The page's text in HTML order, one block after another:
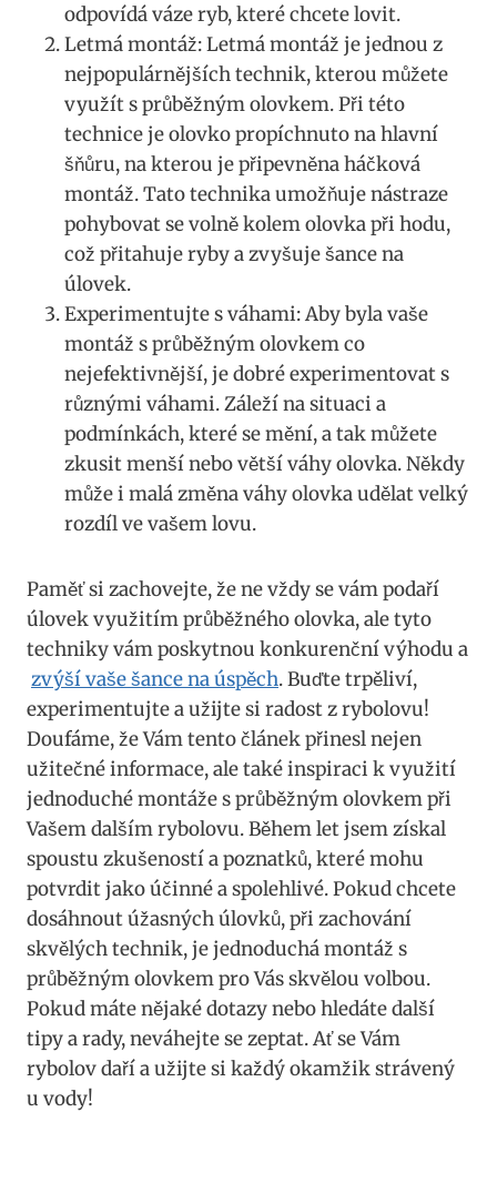
‌odpovídá váze ⁤ryb, které⁣ chcete lovit.
Letmá montáž:⁤ Letmá montáž je jednou z
nejpopulárnějších technik, kterou⁤ můžete
využít s průběžným olovkem. Při této‍
technice je olovko ‌propíchnuto na hlavní
šňůru, na kterou je připevněna háčková
montáž. ⁢Tato⁢ technika umožňuje nástraze
pohybovat se volně kolem olovka při hodu,
což přitahuje​ ryby a zvyšuje šance na
úlovek.
Experimentujte s ​váhami: ⁣Aby⁣ byla vaše
montáž s průběžným ⁣olovkem co
nejefektivnější,⁣ je dobré​ experimentovat ​s
různými váhami. ⁣Záleží na situaci a
podmínkách, které se mění, ‍a​ tak můžete
zkusit ⁣menší nebo větší ‌váhy olovka. Někdy
může i malá změna váhy olovka ​udělat⁢ velký
rozdíl ve vašem ⁤lovu.
Paměť si ⁤zachovejte, že ne vždy se⁣ vám podaří
úlovek využitím průběžného⁢ olovka, ale tyto
techniky vám⁣ poskytnou konkurenční⁣ výhodu a
zvýší vaše šance ‌na úspěch. Buďte trpěliví,‌
experimentujte a užijte si radost z rybolovu!
‍Doufáme, ⁤že Vám tento článek přinesl nejen
užitečné informace, ale také inspiraci k využití
jednoduché montáže‌ s⁣ průběžným olovkem při
Vašem dalším‍ rybolovu. Během let jsem ⁤získal
spoustu zkušeností a⁢ poznatků,⁢ které mohu
potvrdit jako účinné a spolehlivé.‍ Pokud chcete
dosáhnout ​úžasných úlovků, při zachování
skvělých technik, je jednoduchá montáž s
průběžným olovkem​ pro Vás skvělou volbou.
Pokud ‍máte nějaké dotazy ⁢nebo‍ hledáte‌ další⁣
tipy a rady, neváhejte se zeptat. Ať se Vám
rybolov daří a užijte⁤ si⁣ každý⁣ okamžik‍ strávený​
u vody!